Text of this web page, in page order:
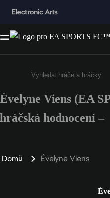
Enter a minimum of
Évelyne Viens (EA
hráčská hodnocení –
Domů Évelyne Viens